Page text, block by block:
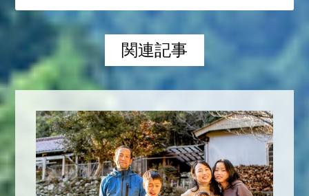
関連記事